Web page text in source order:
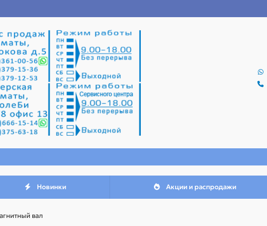
Новинки Акции и распродажи
вал